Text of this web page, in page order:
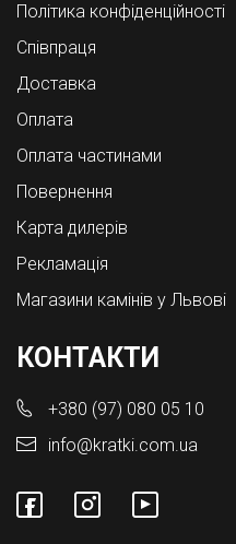
Політика конфіденційності
Співпраця
Доставка
Оплата
Оплата частинами
Повернення
Карта дилерів
Рекламація
Магазини камінів у Львові
КОНТАКТИ
+380 (97) 080 05 10
info@kratki.com.ua